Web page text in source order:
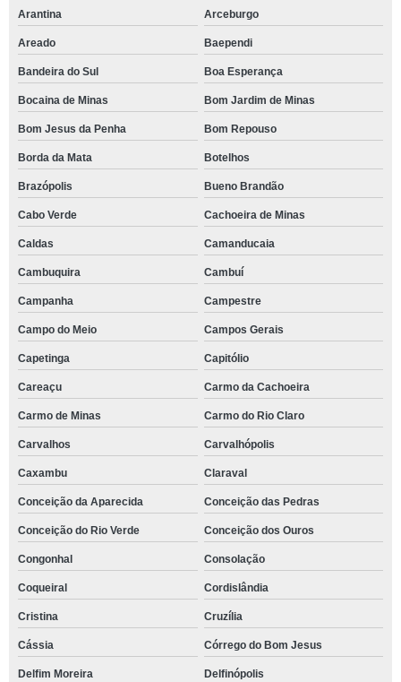
Arantina Arceburgo
Areado Baependi
Bandeira do Sul Boa Esperança
Bocaina de Minas Bom Jardim de Minas
Bom Jesus da Penha Bom Repouso
Borda da Mata Botelhos
Brazópolis Bueno Brandão
Cabo Verde Cachoeira de Minas
Caldas Camanducaia
Cambuquira Cambuí
Campanha Campestre
Campo do Meio Campos Gerais
Capetinga Capitólio
Careaçu Carmo da Cachoeira
Carmo de Minas Carmo do Rio Claro
Carvalhos Carvalhópolis
Caxambu Claraval
Conceição da Aparecida Conceição das Pedras
Conceição do Rio Verde Conceição dos Ouros
Congonhal Consolação
Coqueiral Cordislândia
Cristina Cruzília
Cássia Córrego do Bom Jesus
Delfim Moreira Delfinópolis